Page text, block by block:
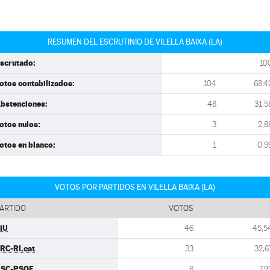
RESUMEN DEL ESCRUTINIO DE VILELLA BAIXA (LA)
contabilizados: 104
48
nulos: 3
en blanco: 1
VOTOS POR PARTIDOS EN VILELLA BAIXA (LA)
VOTOS
46
RI.cat 33